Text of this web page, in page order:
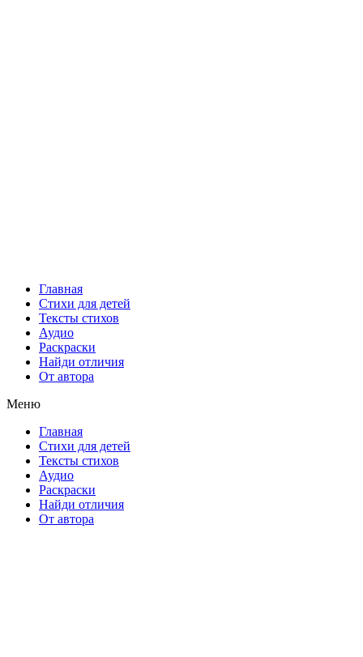
Главная
Стихи для детей
Тексты стихов
Аудио
Раскраски
Найди отличия
От автора
Меню
Главная
Стихи для детей
Тексты стихов
Аудио
Раскраски
Найди отличия
От автора